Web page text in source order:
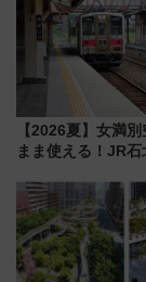
【2026夏】女満
まま使える！JR
ーパス」でおトク
（8/3発売）